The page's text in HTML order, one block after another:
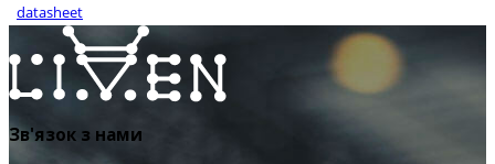
datasheet
Зв'язок з нами